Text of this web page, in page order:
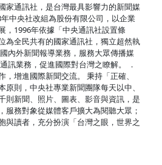
家通訊社，是台灣最具影響力的新聞媒
中央社改組為股份有限公司，以企業
，1996年依據「中央通訊社設置條
為全民共有的國家通訊社，獨立超然執
內外新聞報導業務，服務大眾傳播媒
訊業務，促進國際對台灣之瞭解。 ．
，增進國際新聞交流。 秉持「正確、
則，中央社專業新聞團隊每天以中、
則新聞、照片、圖表、影音與資訊，是
服務對象從媒體客戶擴大為閱聽大眾；
與讀者，充分扮演「台灣之眼，世界之